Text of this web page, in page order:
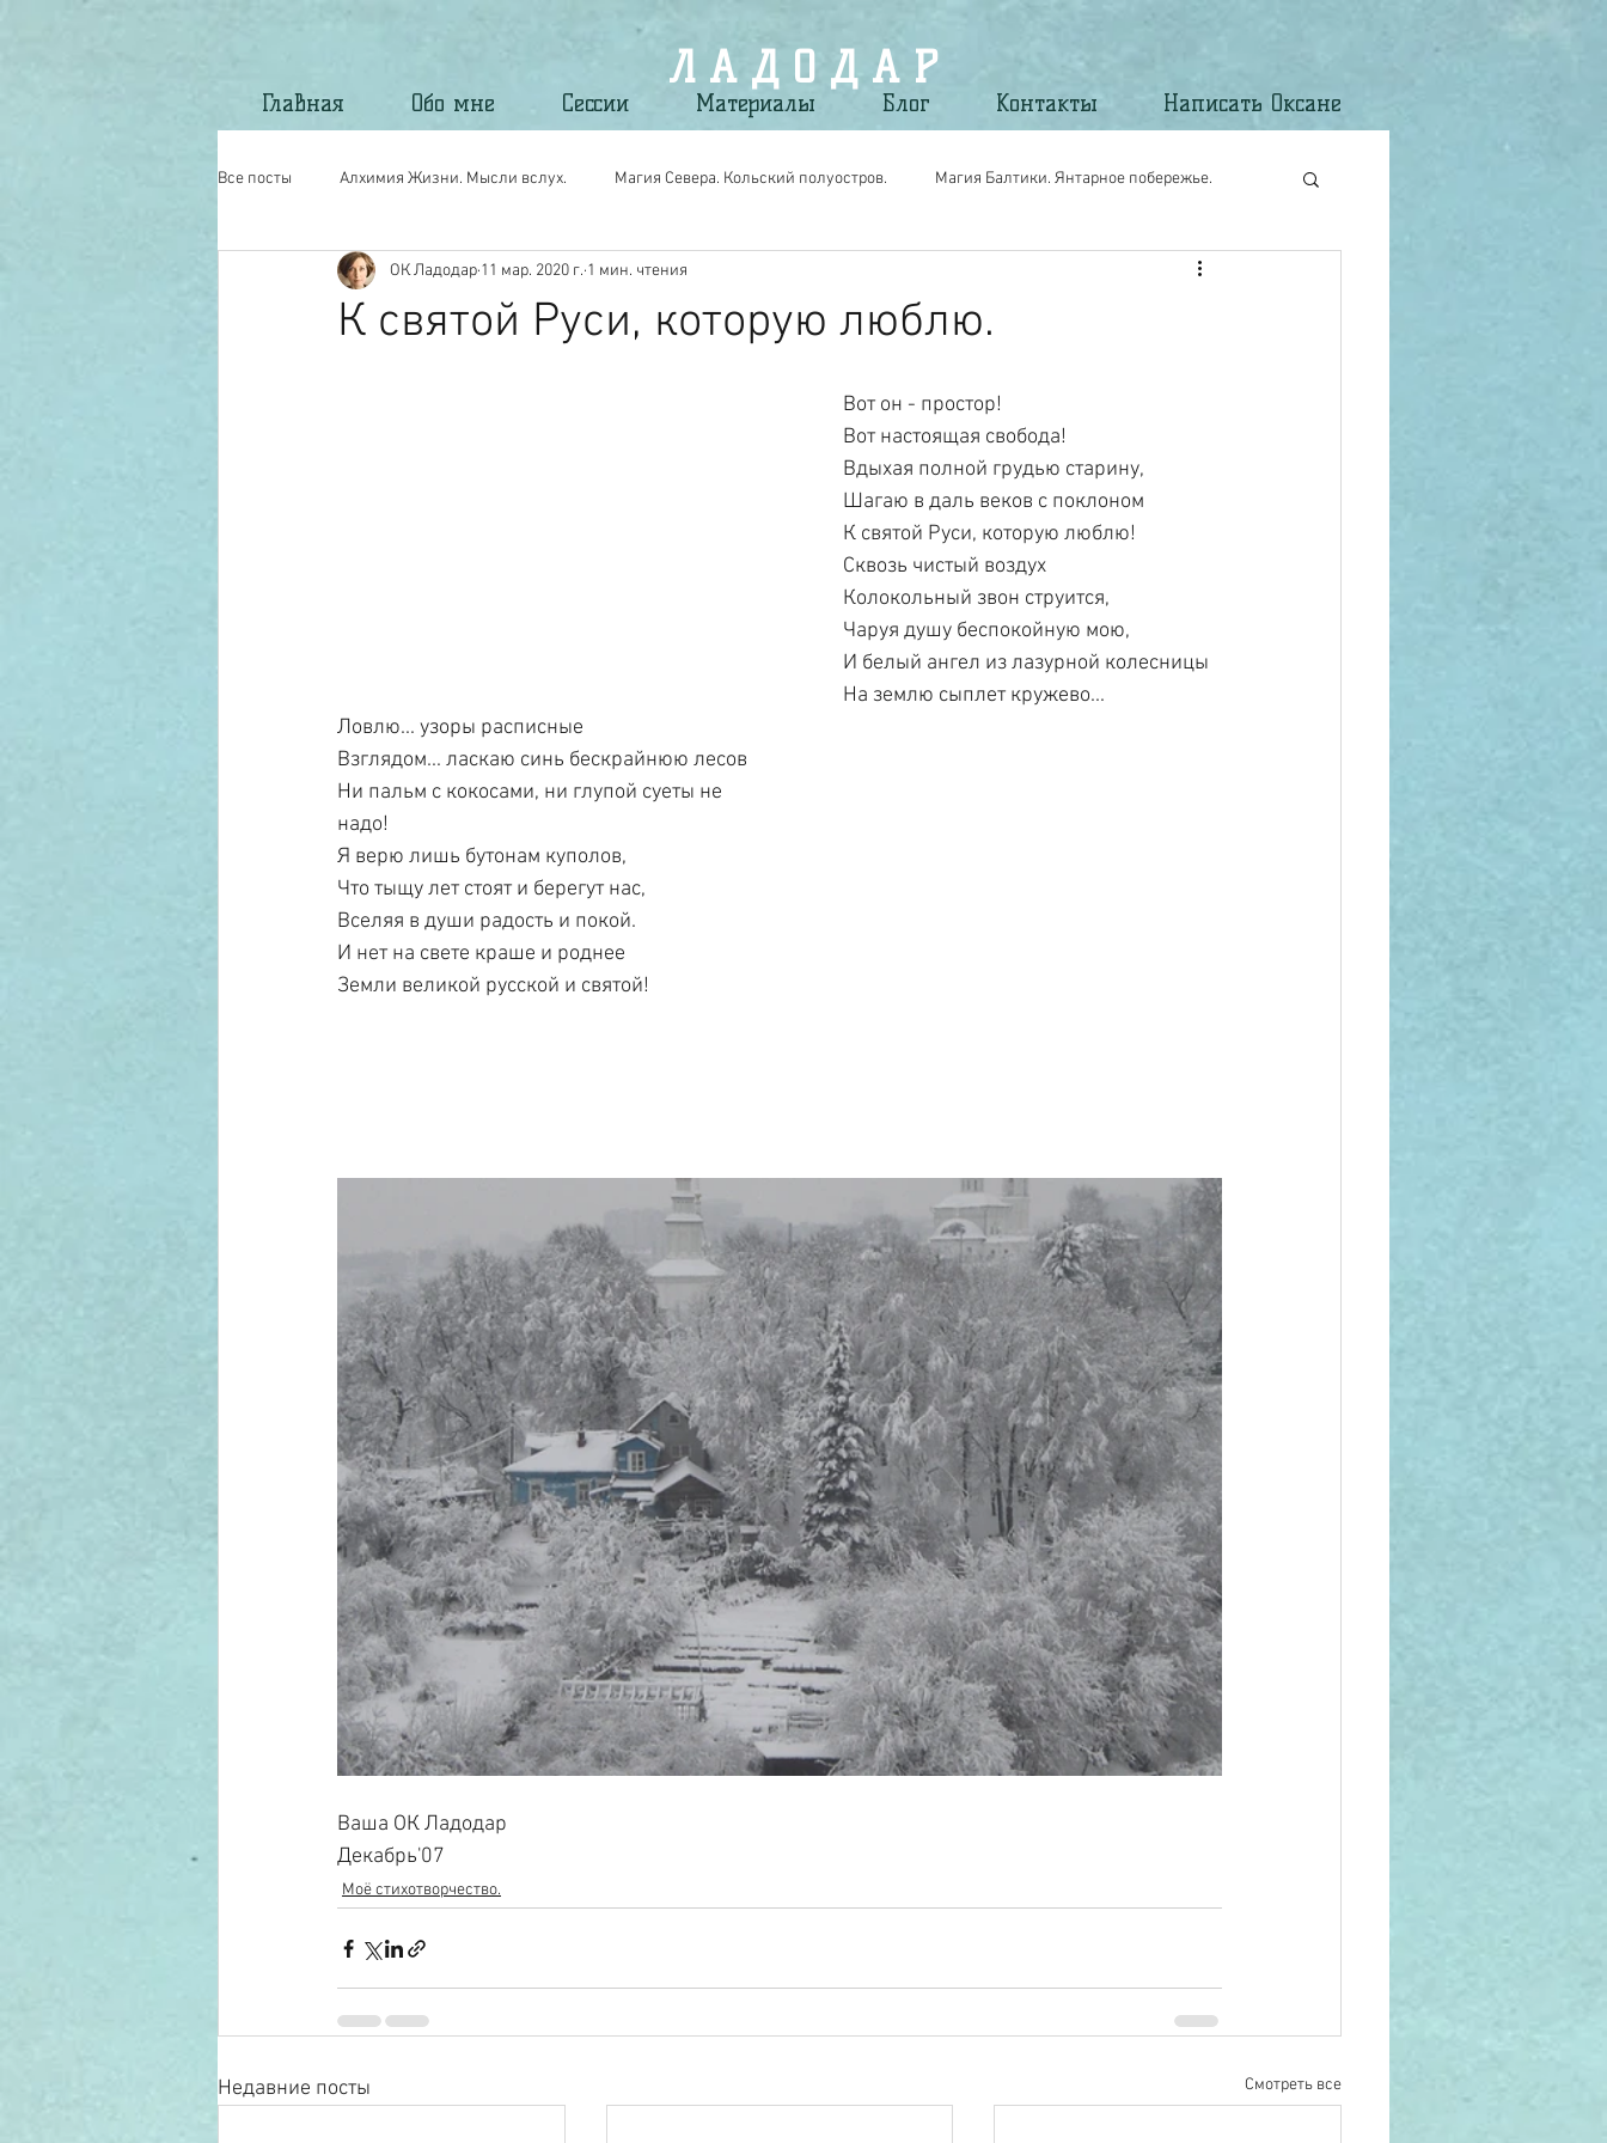
Главная Обо мне Сессии Материалы Блог Контакты Написать Оксане
Л А Д О Д А Р
Все посты Алхимия Жизни. Мысли вслух. Магия Севера. Кольский полуостров. Магия Балтики. Янтарное побережье.
Моё стихотворчество. North Magic. Вещи Силы для своих.
К святой Руси, которую люблю.
ОК Ладодар 11 мар. 2020 г. 1 мин. чтения
Вот он - простор!
Вот настоящая свобода!
Вдыхая полной грудью старину,
Шагаю в даль веков с поклоном
К святой Руси, которую люблю!
Сквозь чистый воздух
Колокольный звон струится,
Чаруя душу беспокойную мою,
И белый ангел из лазурной колесницы
На землю сыплет кружево...
Ловлю... узоры расписные
Взглядом... ласкаю синь бескрайнюю лесов
Ни пальм с кокосами, ни глупой суеты не
надо!
Я верю лишь бутонам куполов,
Что тыщу лет стоят и берегут нас,
Вселяя в души радость и покой.
И нет на свете краше и роднее
Земли великой русской и святой!
Ваша ОК Ладодар
Декабрь'07
Моё стихотворчество.
Недавние посты Смотреть все